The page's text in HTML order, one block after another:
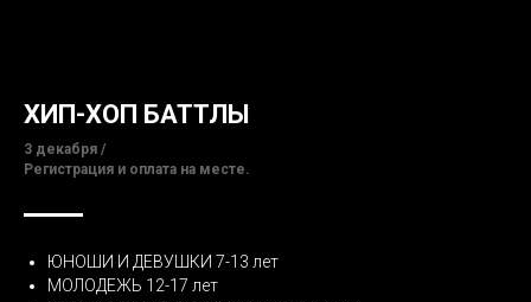
ХИП-ХОП БАТТЛЫ
3 декабря /
Регистрация и оплата на месте.
ЮНОШИ И ДЕВУШКИ 7-13 лет
МОЛОДЕЖЬ 12-17 лет